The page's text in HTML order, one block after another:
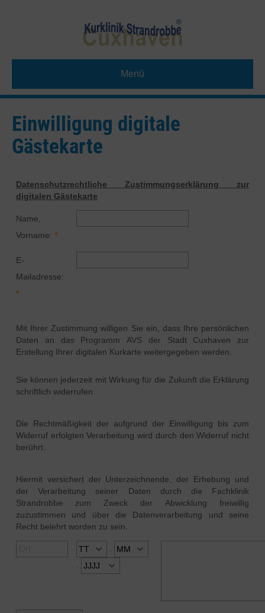
Menü
Einwilligung digitale
Gästekarte
Datenschutzrechtliche Zustimmungserklärung zur
digitalen Gästekarte
Name,
Vorname:
E-
Mailadresse:
Mit Ihrer Zustimmung willigen Sie ein, dass Ihre persönlichen
Daten an das Programm AVS der Stadt Cuxhaven zur
Erstellung Ihrer digitalen Kurkarte weitergegeben werden.
Sie können jederzeit mit Wirkung für die Zukunft die Erklärung
schriftlich widerrufen.
Die Rechtmäßigkeit der aufgrund der Einwilligung bis zum
Widerruf erfolgten Verarbeitung wird durch den Widerruf nicht
berührt.
Hiermit versichert der Unterzeichnende, der Erhebung und
der Verarbeitung seiner Daten durch die Fachklinik
Strandrobbe zum Zweck der Abwicklung freiwillig
zuzustimmen und über die Datenverarbeitung und seine
Recht belehrt worden zu sein.